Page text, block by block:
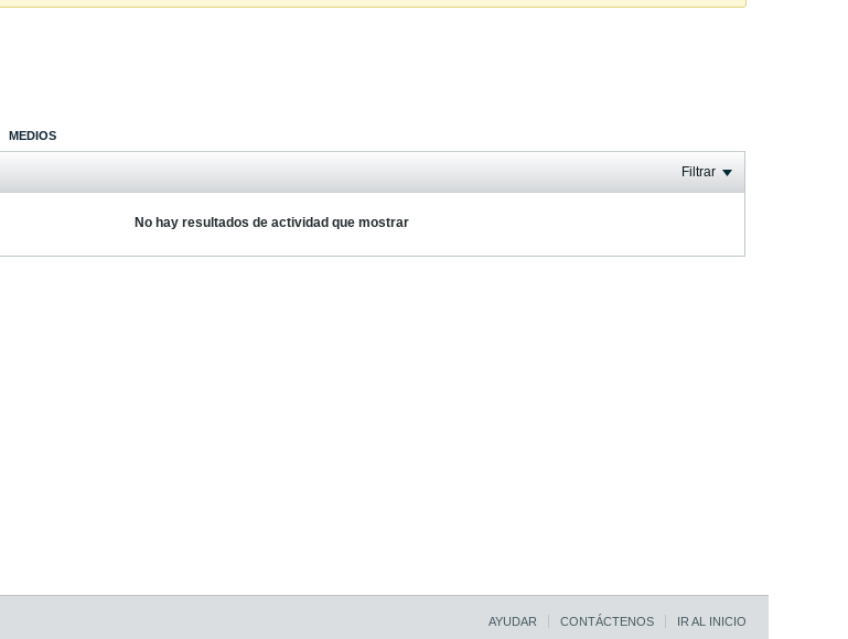
MEDIOS
Filtrar
No hay resultados de actividad que mostrar
AYUDAR CONTÁCTENOS IR AL INICIO